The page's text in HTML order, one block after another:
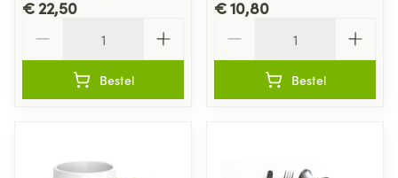
€ 22,50
Bestel
€ 10,80
Bestel